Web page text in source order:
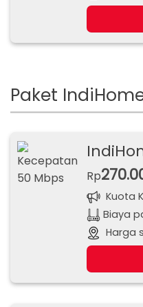
Paket
Rp
Kuota
Biaya
Harga